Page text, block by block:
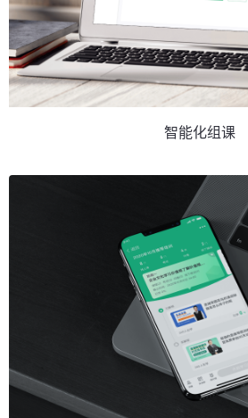
智能化组课